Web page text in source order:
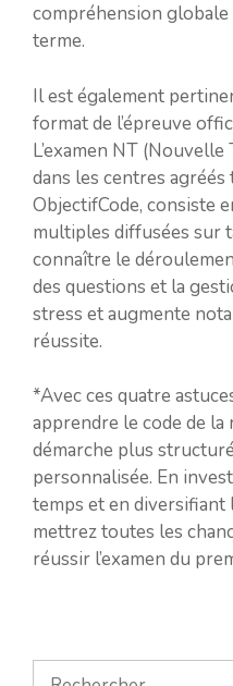
compréhension
terme.
Il est également
format de l’épreuve
L’examen NT
dans les centres agréés
ObjectifCode, consiste
multiples diffusées sur
connaître le
des questions et la
stress et augmente
réussite.
*Avec ces quatre
apprendre le code de
démarche plus
personnalisée. En
temps et en diversifiant
mettrez toutes les
réussir l’examen du
Rechercher :